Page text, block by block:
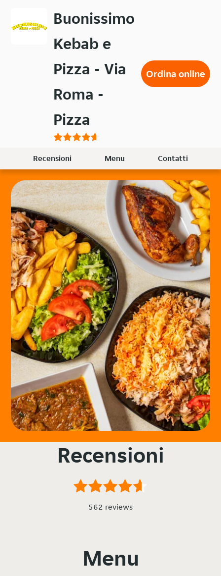
contenuto
Buonissimo
Kebab e
Pizza - Via
Roma -
Pizza
Ordina online
Recensioni Menu Contatti
Recensioni
562 reviews
Menu